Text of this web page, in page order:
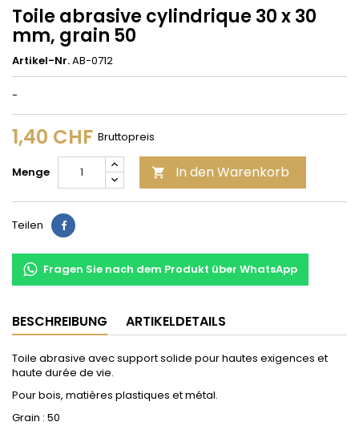
Toile abrasive cylindrique 30 x 30
mm, grain 50
Artikel-Nr.AB-0712
-
1,40 CHF Bruttopreis
Menge  In den Warenkorb
Teilen Teilen
Fragen Sie nach dem Produkt über WhatsApp
BESCHREIBUNG ARTIKELDETAILS
Toile abrasive avec support solide pour hautes exigences et
haute durée de vie.
Pour bois, matières plastiques et métal.
Grain : 50